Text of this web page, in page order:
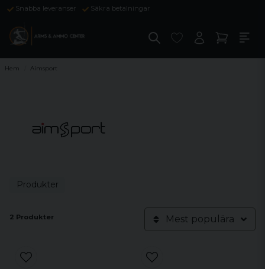
Snabba leveranser Säkra betalningar
Hem Aimsport
Produkter
2 Produkter Mest populära